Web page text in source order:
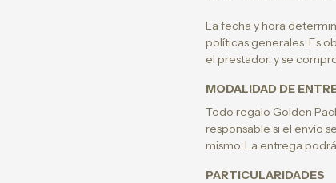
La fecha y hora
políticas generales. Es
el prestador, y se
MODALIDAD DE
Todo regalo Golden
responsable si el envío
mismo. La entrega
PARTICULARIDADES